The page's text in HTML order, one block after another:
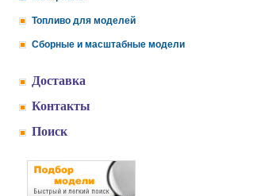
Топливо для моделей
Сборные и масштабные модели
Доставка
Контакты
Поиск